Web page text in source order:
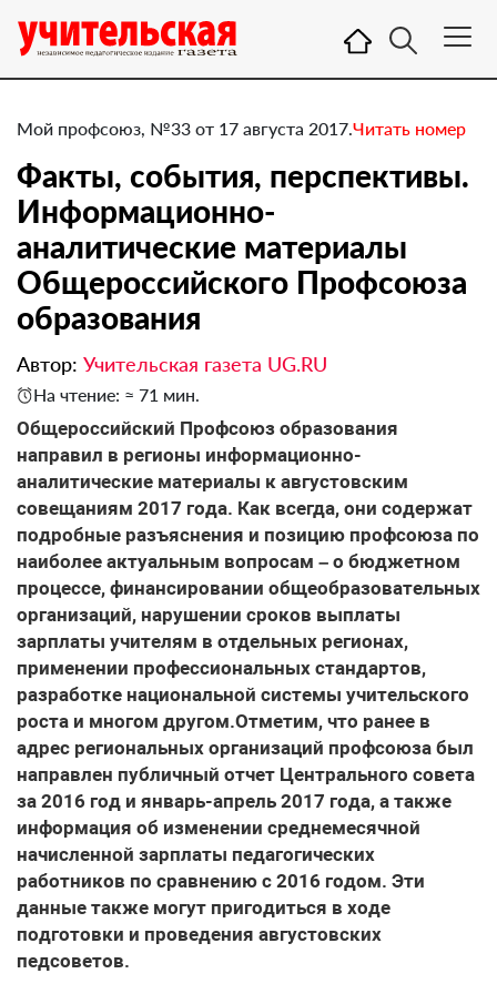
Мой профсоюз, №33 от 17 августа 2017.Читать номер
Факты, события, перспективы.
Информационно-
аналитические материалы
Общероссийского Профсоюза
образования
Автор: Учительская газета UG.RU
На чтение: ≈ 71 мин.
Общероссийский Профсоюз образования
направил в регионы информационно-
аналитические материалы к августовским
совещаниям 2017 года. Как всегда, они содержат
подробные разъяснения и позицию профсоюза по
наиболее актуальным вопросам – о бюджетном
процессе, финансировании общеобразовательных
организаций, нарушении сроков выплаты
зарплаты учителям в отдельных регионах,
применении профессиональных стандартов,
разработке национальной системы учительского
роста и многом другом.Отметим, что ранее в
адрес региональных организаций профсоюза был
направлен публичный отчет Центрального совета
за 2016 год и январь-апрель 2017 года, а также
информация об изменении среднемесячной
начисленной зарплаты педагогических
работников по сравнению с 2016 годом. Эти
данные также могут пригодиться в ходе
подготовки и проведения августовских
педсоветов.